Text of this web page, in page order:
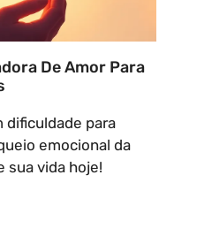
De Amor Para
dificuldade para
emocional da
sua vida hoje!